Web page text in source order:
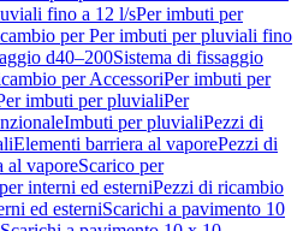
fino a 12 l/sPer imbuti per
per Per imbuti per pluviali fino
d40–200Sistema di fissaggio
per AccessoriPer imbuti per
imbuti per pluvialiPer
Imbuti per pluvialiPezzi di
Elementi barriera al vaporePezzi di
al vaporeScarico per
interni ed esterniPezzi di ricambio
ed esterniScarichi a pavimento 10